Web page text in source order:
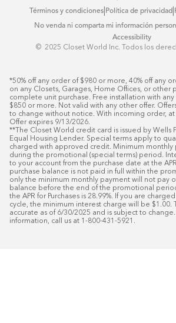
Términos y condiciones| Política de privacidad|
No venda ni comparta mi información
Accessibility
© ️ 2025 Closet World Inc. Todos los
*50% off any order of $980 or more, 40% off any
on any Closets, Garages, Home Offices, or other
complete unit purchase. Free installation with
$850 or more. Not valid with any other offer.
to change without notice. With incoming order,
Offer expires 9/13/2026.
**The Closet World credit card is issued by Wells
Equal Housing Lender. Special terms apply to
charged with approved credit. Minimum monthly
during the promotional (special terms) period.
to your account from the purchase date at the
purchase balance is not paid in full within the
only the minimum monthly payment will not pay
balance before the end of the promotional
the APR for Purchases is 28.99%. If you are
cycle, the minimum interest charge will be $1.00.
accurate as of 6/30/2025 and is subject to
information, call us at 1-800-431-5921.